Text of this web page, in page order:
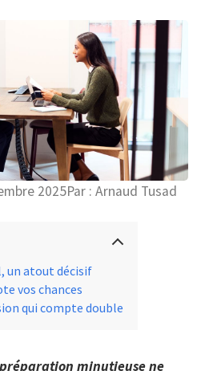
2025Par : Arnaud Tusad
un atout décisif
vos chances
qui compte double
minutieuse ne